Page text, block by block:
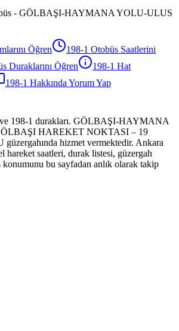
- GÖLBAŞI-HAYMANA YOLU-ULUS
Öğren 198-1 Otobüs Saatlerini
Duraklarını Öğren 198-1 Hat
198-1 Hakkında Yorum Yap
ve 198-1 durakları. GÖLBAŞI-HAYMANA
HAREKET NOKTASI – 19
hizmet vermektedir. Ankara
hareket saatleri, durak listesi, güzergah
bu sayfadan anlık olarak takip